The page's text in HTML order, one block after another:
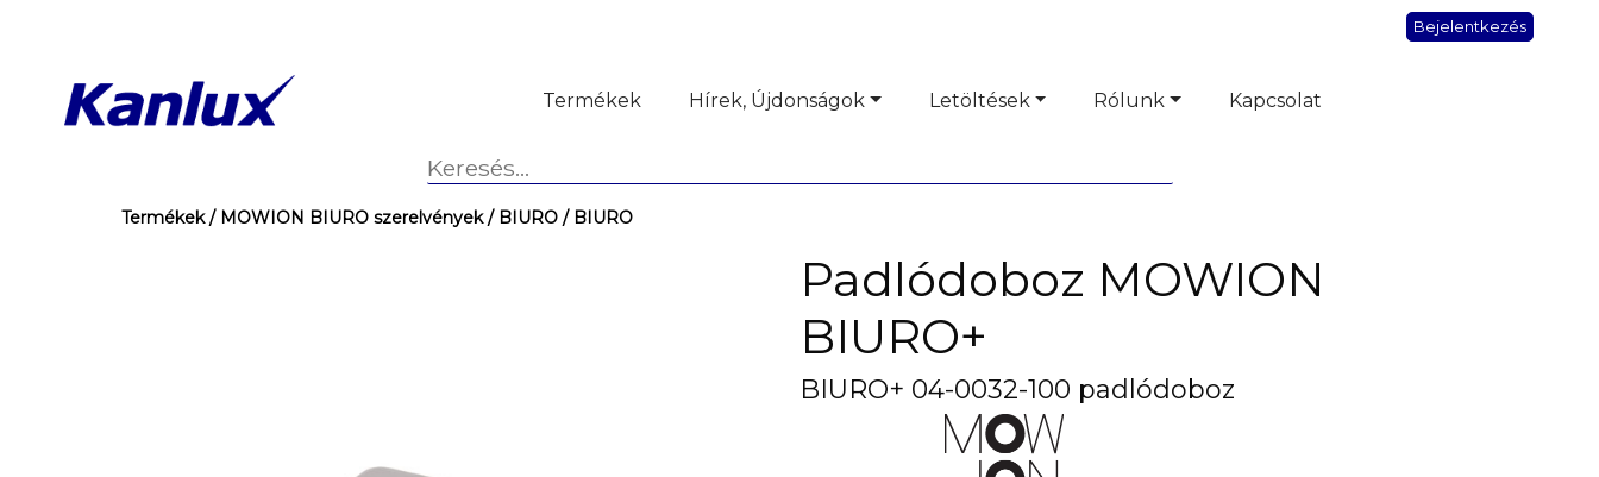
Bejelentkezés
Termékek Hírek, Újdonságok Letöltések Rólunk Kapcsolat
Termékek/ MOWION BIURO szerelvények/ BIURO / BIURO
Padlódoboz MOWION
BIURO+
BIURO+ 04-0032-100 padlódoboz